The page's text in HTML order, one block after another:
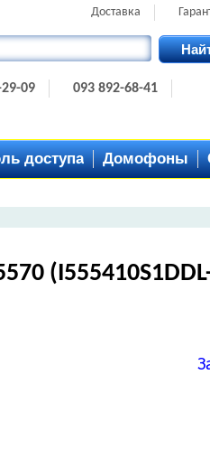
Доставка
09
093 892-68-41
доступа Домофоны